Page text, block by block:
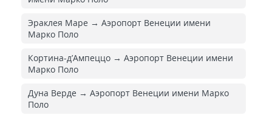
Эраклея Маре → Аэропорт Венеции имени
Марко Поло
Кортина-д’Ампеццо → Аэропорт Венеции имени
Марко Поло
Дуна Верде → Аэропорт Венеции имени Марко
Поло